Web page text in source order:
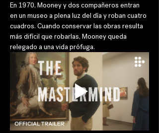
En 1970, Mooney y dos compañeros entran
en un museo a plena luz del día y roban cuatro
cuadros. Cuando conservar las obras resulta
más difícil que robarlas, Mooney queda
relegado a una vida prófuga.